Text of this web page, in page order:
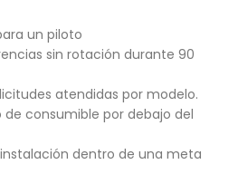
un piloto
sin rotación durante 90
atendidas por modelo.
consumible por debajo del
dentro de una meta